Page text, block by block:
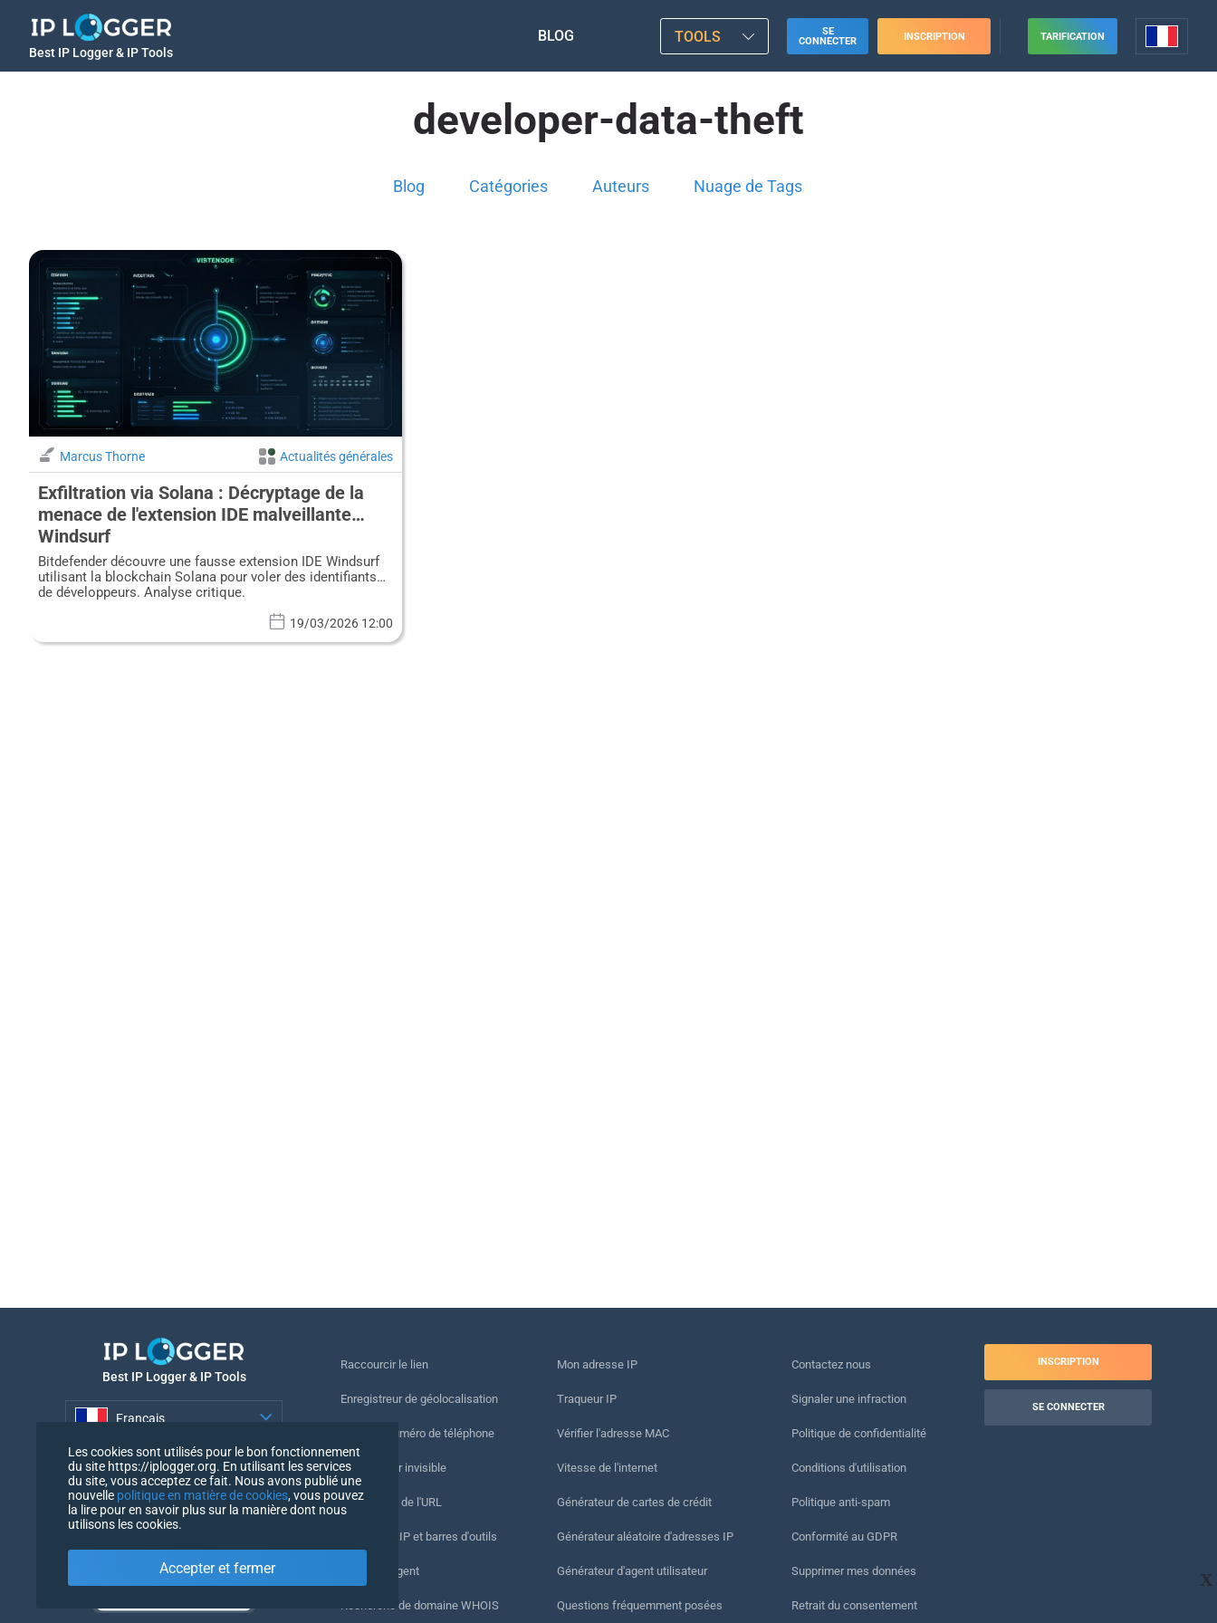
Best IP Logger & IP Tools
BLOG TOOLS
SE
CONNECTER
INSCRIPTION TARIFICATION
developer-data-theft
Blog Catégories Auteurs Nuage de Tags
Marcus Thorne Actualités générales
Exfiltration via Solana : Décryptage de la
menace de l'extension IDE malveillante
Windsurf
Bitdefender découvre une fausse extension IDE Windsurf
utilisant la blockchain Solana pour voler des identifiants
de développeurs. Analyse critique.
19/03/2026 12:00
X
Best IP Logger & IP Tools
Français
Français
Raccourcir le lien
Enregistreur de géolocalisation
Suivre le numéro de téléphone
Enregistreur invisible
Vérification de l'URL
Compteurs IP et barres d'outils
Mon UserAgent
Recherche de domaine WHOIS
Mon adresse IP
Traqueur IP
Vérifier l'adresse MAC
Vitesse de l'internet
Générateur de cartes de crédit
Générateur aléatoire d'adresses IP
Générateur d'agent utilisateur
Questions fréquemment posées
Contactez nous
Signaler une infraction
Politique de confidentialité
Conditions d'utilisation
Politique anti-spam
Conformité au GDPR
Supprimer mes données
Retrait du consentement
INSCRIPTION
SE CONNECTER
Les cookies sont utilisés pour le bon fonctionnement
du site https://iplogger.org. En utilisant les services
du site, vous acceptez ce fait. Nous avons publié une
nouvelle politique en matière de cookies, vous pouvez
la lire pour en savoir plus sur la manière dont nous
utilisons les cookies.
Accepter et fermer